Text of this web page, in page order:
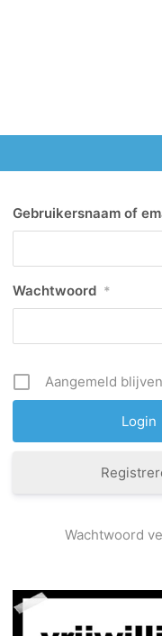
Gebruikersnaam of
Wachtwoord *
Aangemeld blijven
Wachtwoord